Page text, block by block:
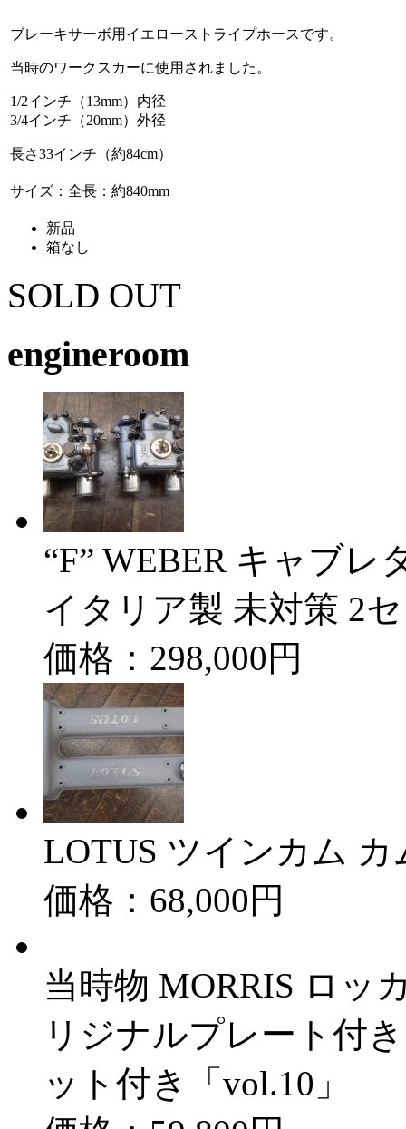
ブレーキサーボ用イエローストライプホースです。
当時のワークスカーに使用されました。
1/2インチ（13mm）内径
3/4インチ（20mm）外径
長さ33インチ（約84cm）
サイズ：全長：約840mm
新品
箱なし
SOLD OUT
engineroom
“F” WEBER キャブレ
イタリア製 未対策 2
価格：298,000円
LOTUS ツインカム
価格：68,000円
当時物 MORRIS ロッ
リジナルプレート付
ット付き「vol.10」